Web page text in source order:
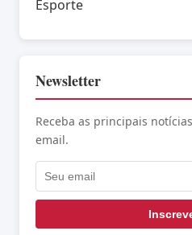
Esporte
Newsletter
Receba as principais
email.